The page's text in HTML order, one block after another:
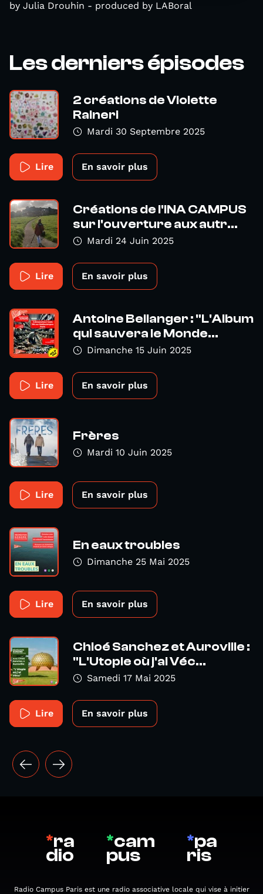
by Julia Drouhin - produced by LABoral
Les derniers épisodes
2 créations de Violette
Raineri
Mardi 30 Septembre 2025
Lire En savoir plus
Créations de l'INA CAMPUS
sur l'ouverture aux autr...
Mardi 24 Juin 2025
Lire En savoir plus
Antoine Bellanger : "L'Album
qui sauvera le Monde...
Dimanche 15 Juin 2025
Lire En savoir plus
Frères
Mardi 10 Juin 2025
Lire En savoir plus
En eaux troubles
Dimanche 25 Mai 2025
Lire En savoir plus
Chloé Sanchez et Auroville :
"L'Utopie où j'ai Véc...
Samedi 17 Mai 2025
Lire En savoir plus
*ra
dio
*cam
pus
*pa
ris
Radio Campus Paris est une radio associative locale qui vise à initier